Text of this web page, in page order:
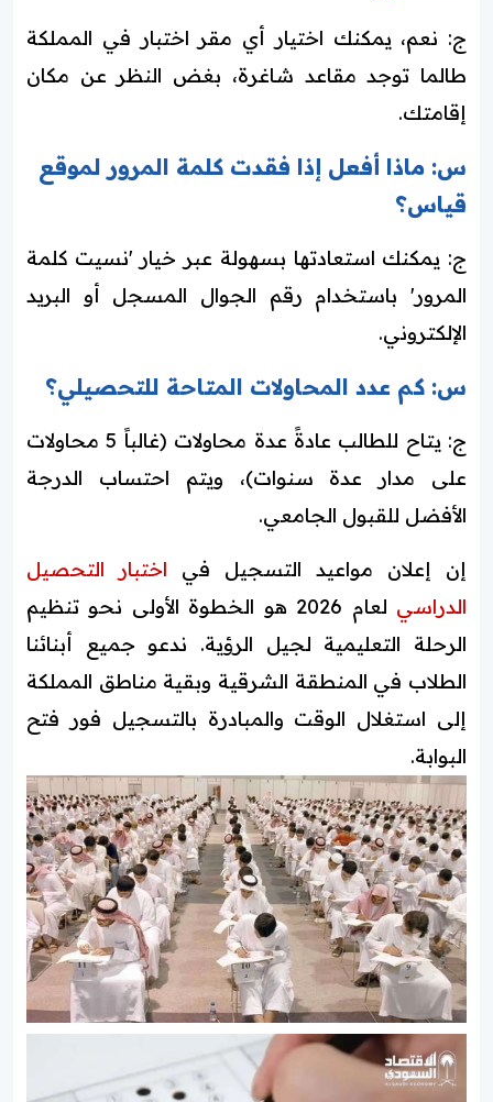
ج: نعم، يمكنك اختيار أي مقر اختبار في المملكة
طالما توجد مقاعد شاغرة، بغض النظر عن مكان
إقامتك.
س: ماذا أفعل إذا فقدت كلمة المرور لموقع
قياس؟
ج: يمكنك استعادتها بسهولة عبر خيار 'نسيت كلمة
المرور' باستخدام رقم الجوال المسجل أو البريد
الإلكتروني.
س: كم عدد المحاولات المتاحة للتحصيلي؟
ج: يتاح للطالب عادةً عدة محاولات (غالباً 5 محاولات
على مدار عدة سنوات)، ويتم احتساب الدرجة
الأفضل للقبول الجامعي.
إن إعلان مواعيد التسجيل في اختبار التحصيل
الدراسي
لعام 2026 هو الخطوة الأولى نحو تنظيم
الرحلة التعليمية لجيل الرؤية. ندعو جميع أبنائنا
الطلاب في المنطقة الشرقية وبقية مناطق المملكة
إلى استغلال الوقت والمبادرة بالتسجيل فور فتح
البوابة.